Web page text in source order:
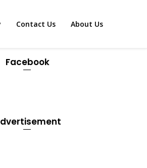
Contact Us About Us
Facebook